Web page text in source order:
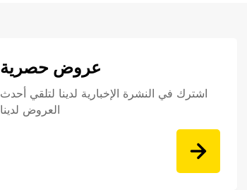
عروض حصرية
اشترك في النشرة الإخبارية لدينا لتلقي أحدث
العروض لدينا